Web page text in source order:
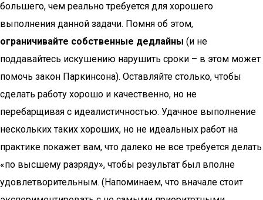
большего, чем реально требуется для хорошего
выполнения данной задачи. Помня об этом,
ограничивайте собственные дедлайны (и не
поддавайтесь искушению нарушить сроки – в этом может
помочь закон Паркинсона). Оставляйте столько, чтобы
сделать работу хорошо и качественно, но не
перебарщивая с идеалистичностью. Удачное выполнение
нескольких таких хороших, но не идеальных работ на
практике покажет вам, что далеко не все требуется делать
«по высшему разряду», чтобы результат был вполне
удовлетворительным. (Напоминаем, что вначале стоит